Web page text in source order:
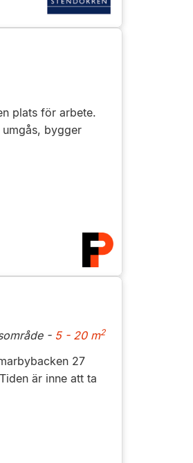
plats för arbete.
bygger
-5 - 20 m2
27
är inne att ta